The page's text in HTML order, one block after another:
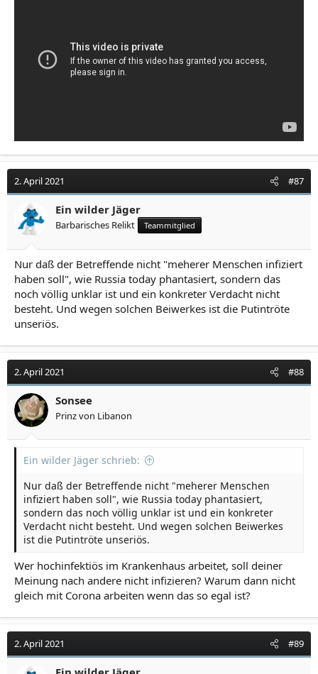
2. April 2021 #87
Ein wilder Jäger
Barbarisches Relikt Teammitglied
Nur daß der Betreffende nicht "meherer Menschen infiziert
haben soll", wie Russia today phantasiert, sondern das
noch völlig unklar ist und ein konkreter Verdacht nicht
besteht. Und wegen solchen Beiwerkes ist die Putintröte
unseriös.
2. April 2021 #88
Sonsee
Prinz von Libanon
Ein wilder Jäger schrieb:
Nur daß der Betreffende nicht "meherer Menschen
infiziert haben soll", wie Russia today phantasiert,
sondern das noch völlig unklar ist und ein konkreter
Verdacht nicht besteht. Und wegen solchen Beiwerkes
ist die Putintröte unseriös.
Wer hochinfektiös im Krankenhaus arbeitet, soll deiner
Meinung nach andere nicht infizieren? Warum dann nicht
gleich mit Corona arbeiten wenn das so egal ist?
2. April 2021 #89